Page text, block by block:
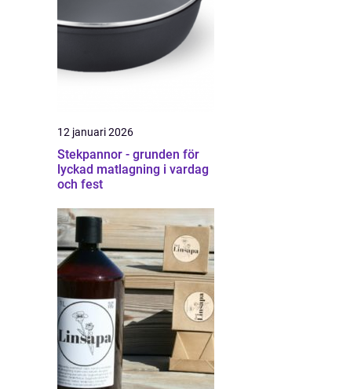
12 januari 2026
Stekpannor - grunden för
lyckad matlagning i vardag
och fest